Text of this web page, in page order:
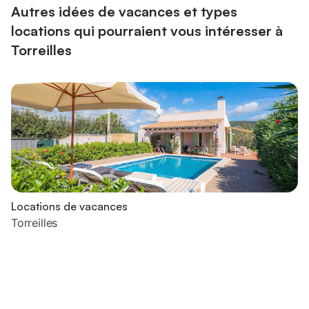
Autres idées de vacances et types
locations qui pourraient vous intéresser à
Torreilles
Locations de vacances
Torreilles